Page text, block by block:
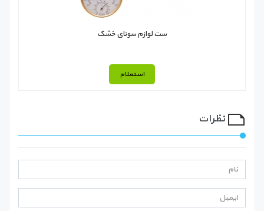
ست لوازم سونای خشک
استعلام
نظرات